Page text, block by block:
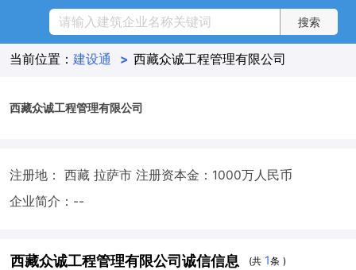
当前位置： 建设通 > 西藏众诚工程管理有限公司
西藏众诚工程管理有限公司
注册地： 西藏 拉萨市 注册资本金：1000万人民币
企业简介：--
西藏众诚工程管理有限公司诚信信息 (共 1条 )